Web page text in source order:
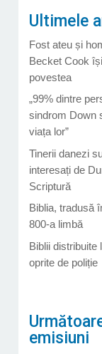
Ultimele
Fost ateu și
Becket Cook
povestea
„99% dintre
sindrom Down
viața lor”
Tinerii danezi
interesați de
Scriptură
Biblia, tradusă
800-a limbă
Biblii distribuite
oprite de poliție
emisiuni